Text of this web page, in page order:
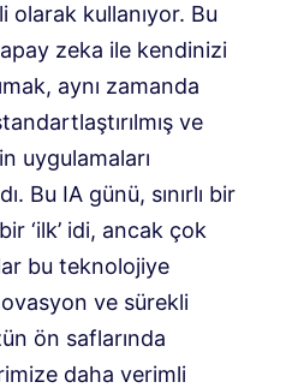
olarak kullanıyor. Bu
zeka ile kendinizi
aynı zamanda
ve
uygulamaları
Bu IA günü, sınırlı bir
‘ilk’ idi, ancak çok
bu teknolojiye
ve sürekli
ön saflarında
daha verimli